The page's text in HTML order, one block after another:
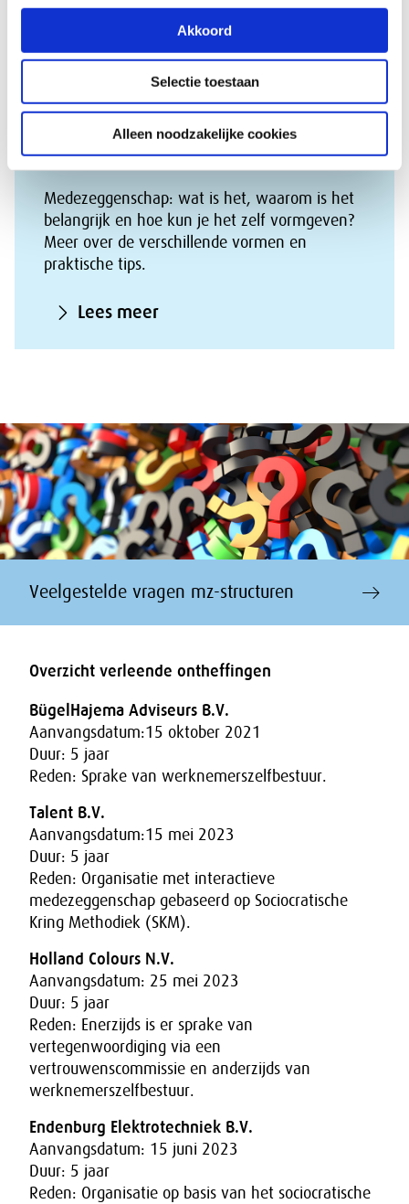
Akkoord
Selectie toestaan
Alleen noodzakelijke cookies
Artikel 5 WOR : Ontheffing van plicht tot instelling or
Medezeggenschap: dit is het en
zo ga je ermee werken
Medezeggenschap: wat is het, waarom is het
belangrijk en hoe kun je het zelf vormgeven?
Meer over de verschillende vormen en
praktische tips.
Lees meer
Veelgestelde vragen mz-structuren
Overzicht verleende ontheffingen
BügelHajema Adviseurs B.V.
Aanvangsdatum:15 oktober 2021
Duur: 5 jaar
Reden: Sprake van werknemerszelfbestuur.
Talent B.V.
Aanvangsdatum:15 mei 2023
Duur: 5 jaar
Reden: Organisatie met interactieve
medezeggenschap gebaseerd op Sociocratische
Kring Methodiek (SKM).
Holland Colours N.V.
Aanvangsdatum: 25 mei 2023
Duur: 5 jaar
Reden: Enerzijds is er sprake van
vertegenwoordiging via een
vertrouwenscommissie en anderzijds van
werknemerszelfbestuur.
Endenburg Elektrotechniek B.V.
Aanvangsdatum: 15 juni 2023
Duur: 5 jaar
Reden: Organisatie op basis van het sociocratische